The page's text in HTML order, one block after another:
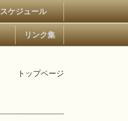
ケジュール
リンク集
トップページ